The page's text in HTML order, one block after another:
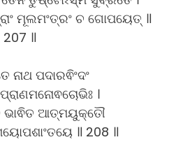
ମୂଲମଂତ୍ରଂ ଚ ଗୋପୟେତ୍ ॥
207 ॥
ନାଥ ପଦାରଵିଂଦଂ
।
ଭାଵିତ ଆତ୍ମୟୁକ୍ତୌ
॥ 208 ॥